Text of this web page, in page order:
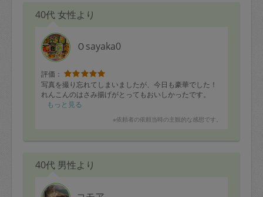
ルだなと感じました。
40代 女性より
Ｏsayaka0
評価：
写真を撮り忘れてしまいましたが、今日も豪華でした！
れんこんのはさみ揚げがとってもおいしかったです。
もっと見る
※依頼者の依頼当時の主観的な感想です。
40代 男性より